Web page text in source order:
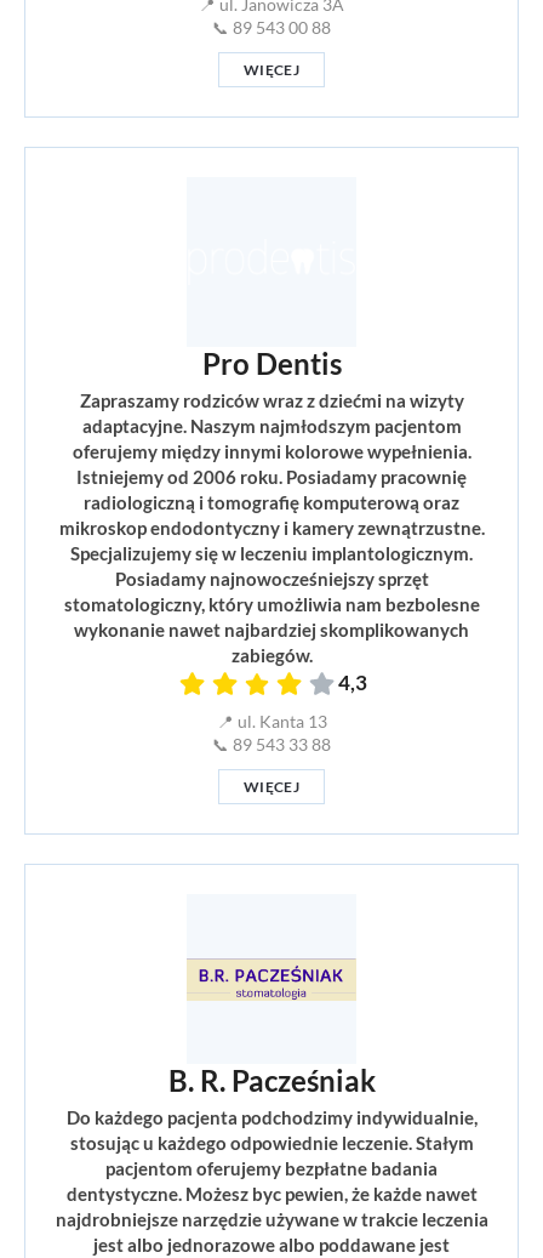
📍 ul. Janowicza 3A
📞 89 543 00 88
WIĘCEJ
Pro Dentis
Zapraszamy rodziców wraz z dziećmi na wizyty
adaptacyjne. Naszym najmłodszym pacjentom
oferujemy między innymi kolorowe wypełnienia.
Istniejemy od 2006 roku. Posiadamy pracownię
radiologiczną i tomografię komputerową oraz
mikroskop endodontyczny i kamery zewnątrzustne.
Specjalizujemy się w leczeniu implantologicznym.
Posiadamy najnowocześniejszy sprzęt
stomatologiczny, który umożliwia nam bezbolesne
wykonanie nawet najbardziej skomplikowanych
zabiegów.
4,3
📍 ul. Kanta 13
📞 89 543 33 88
WIĘCEJ
B. R. Pacześniak
Do każdego pacjenta podchodzimy indywidualnie,
stosując u każdego odpowiednie leczenie. Stałym
pacjentom oferujemy bezpłatne badania
dentystyczne. Możesz byc pewien, że każde nawet
najdrobniejsze narzędzie używane w trakcie leczenia
jest albo jednorazowe albo poddawane jest